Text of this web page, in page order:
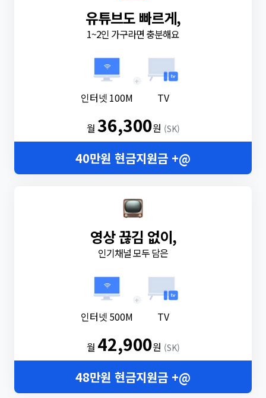
유튜브도 빠르게,
1~2인 가구라면 충분해요
인터넷 100M
+
TV
월36,300원 (SK)
40만원 현금지원금 +@
영상 끊김 없이,
인기채널 모두 담은
인터넷 500M
+
TV
월 42,900원 (SK)
48만원 현금지원금 +@